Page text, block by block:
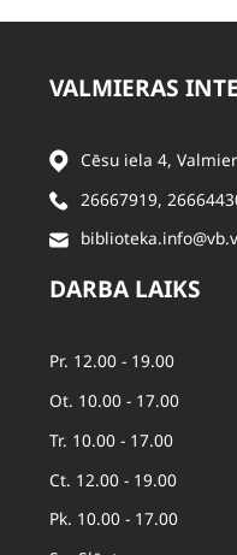
VALMIERAS
Cēsu iela 4,
26667919,
DARBA LAIKS
Pr. 12.00 - 19.00
Ot. 10.00 - 17.00
Tr. 10.00 - 17.00
Ct. 12.00 - 19.00
Pk. 10.00 - 17.00